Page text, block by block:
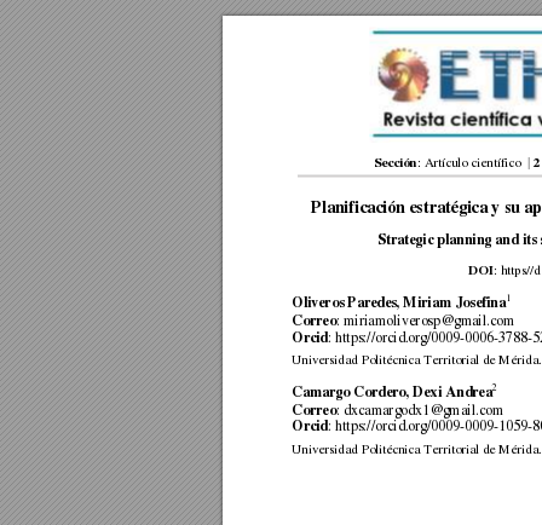
Planificación estratégica y su
Strategic planning and
DOI: https//
Oliveros Paredes, Miriam Josefina1
Correo: miriamoliverosp@gmail.com
Orcid: https://orcid.org/0009-0006-3788-
Universidad Politécnica Territorial de
Camargo Cordero, Dexi Andrea2
Correo: dxcamargodx1@gmail.com
Orcid: https://orcid.org/0009-0009-1059-
Universidad Politécnica Territorial de
Sección : Artículo científico